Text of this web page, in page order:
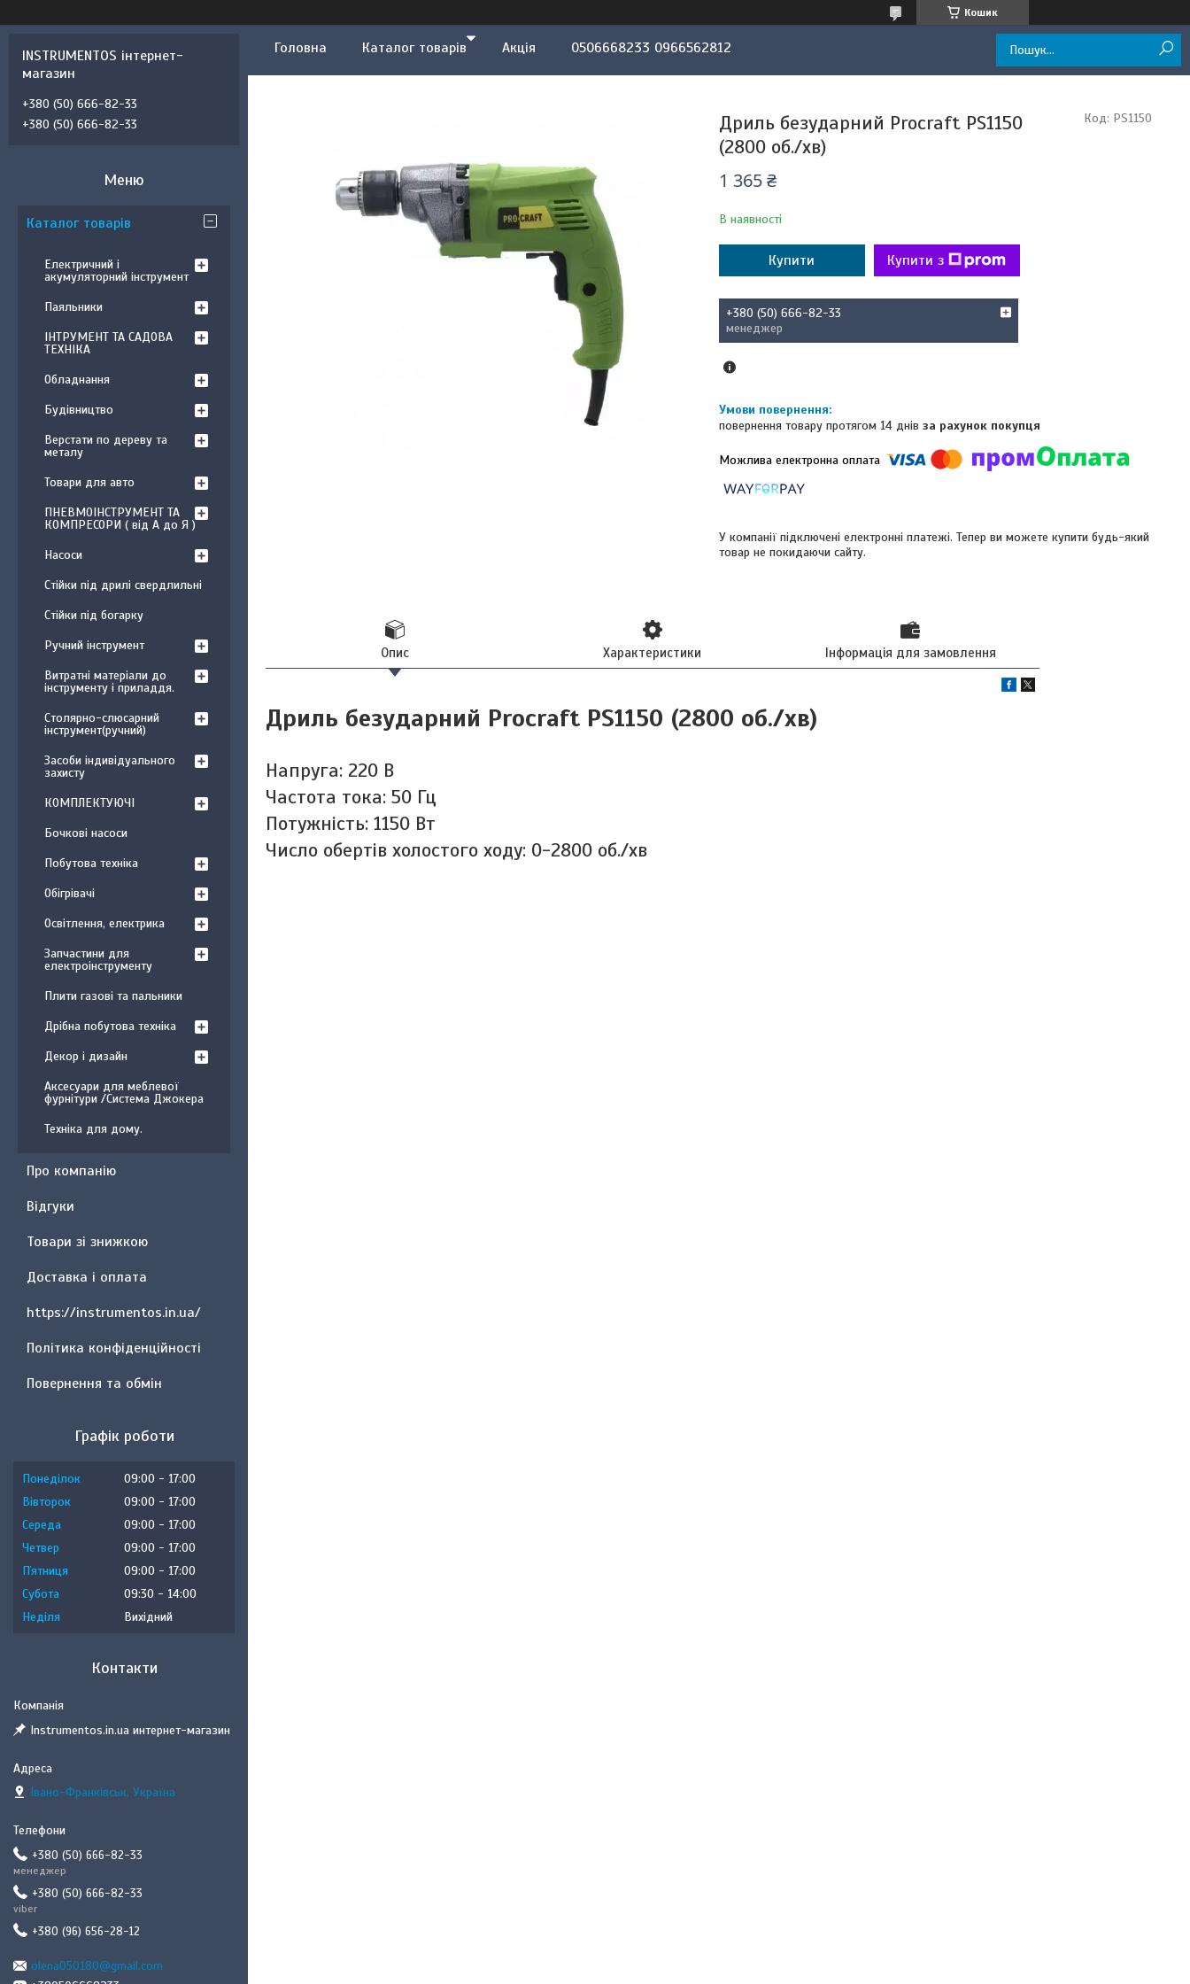
Кошик
Головна Каталог товарів Акція 0506668233 0966562812
Дриль безударний Procraft PS1150
(2800 об./хв)
1 365 ₴
В наявності
Код: PS1150
Купити Купити з
+380 (50) 666-82-33
менеджер
повернення товару протягом 14 днів за рахунок покупця
У компанії підключені електронні платежі. Тепер ви можете купити будь-який
товар не покидаючи сайту.
Опис Характеристики Інформація для замовлення
Дриль безударний Procraft PS1150 (2800 об./хв)
Напруга: 220 В
Частота тока: 50 Гц
Потужність: 1150 Вт
Число обертів холостого ходу: 0-2800 об./хв
INSTRUMENTOS інтернет-
магазин
+380 (50) 666-82-33
+380 (50) 666-82-33
Каталог товарів
Електричний і
акумуляторний інструмент
Паяльники
ІНТРУМЕНТ ТА САДОВА
ТЕХНІКА
Обладнання
Будівництво
Верстати по дереву та
металу
Товари для авто
ПНЕВМОІНСТРУМЕНТ ТА
КОМПРЕСОРИ ( від А до Я )
Насоси
Стійки під дрилі свердлильні
Стійки під богарку
Ручний інструмент
Витратні матеріали до
інструменту і приладдя.
Столярно-слюсарний
інструмент(ручний)
Засоби індивідуального
захисту
КОМПЛЕКТУЮЧІ
Бочкові насоси
Побутова техніка
Обігрівачі
Освітлення, електрика
Запчастини для
електроінструменту
Плити газові та пальники
Дрібна побутова техніка
Декор і дизайн
Аксесуари для меблевої
фурнітури /Система Джокера
Техніка для дому.
Про компанію
Відгуки
Товари зі знижкою
Доставка і оплата
https://instrumentos.in.ua/
Політика конфіденційності
Повернення та обмін
Графік роботи
Понеділок 09:00
17:00
Вівторок
09:00
17:00
Середа
09:00
17:00
Четвер
09:00
17:00
Пʼятниця
09:00
17:00
Субота
09:30
14:00
Неділя
Вихідний
Контакти
Instrumentos.in.ua интернет-магазин
Івано-Франківськ, Україна
+380 (50) 666-82-33
менеджер
+380 (50) 666-82-33
viber
+380 (96) 656-28-12
olena050180@gmail.com